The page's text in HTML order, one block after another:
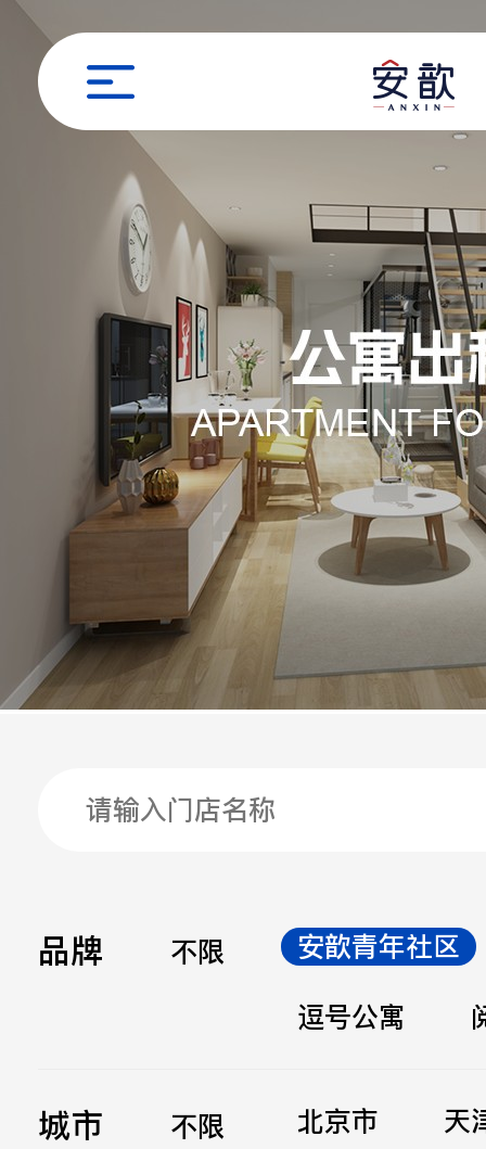
品牌 不限
安歆青年社区
逗号公寓
城市 不限 北京市
天
职位申请
姓名
手机
公司
邮箱
留言
立即提交